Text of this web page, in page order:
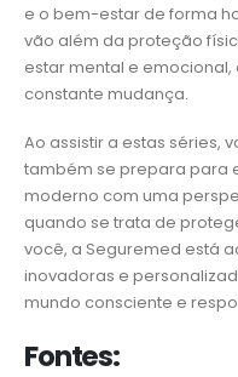
e o bem-estar de forma
vão além da proteção
estar mental e
constante mudança.
Ao assistir a estas séries,
também se prepara para
moderno com uma
quando se trata de
você, a Seguremed está
inovadoras e
mundo consciente e
Fontes: